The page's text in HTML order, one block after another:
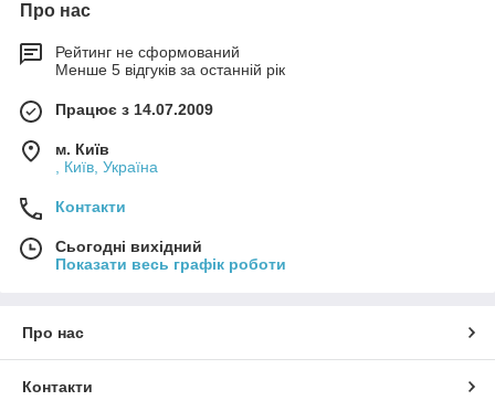
Про нас
Рейтинг не сформований
Менше 5 відгуків за останній рік
Працює з 14.07.2009
м. Київ
, Київ, Україна
Контакти
Сьогодні вихідний
Показати весь графік роботи
Про нас
Контакти